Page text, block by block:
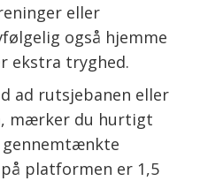
eller
også hjemme
ekstra tryghed.
ad rutsjebanen eller
mærker du hurtigt
platformen er 1,5